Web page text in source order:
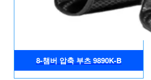
8-챔버 압축 부츠 9890K-B